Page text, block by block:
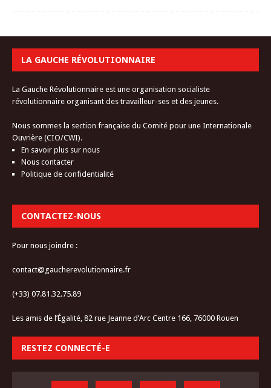
LA GAUCHE RÉVOLUTIONNAIRE
La Gauche Révolutionnaire est une organisation socialiste
révolutionnaire organisant des travailleur-ses et des jeunes.
Nous sommes la section française du Comité pour une Internationale
Ouvrière (CIO/CWI).
En savoir plus sur nous
Nous contacter
Politique de confidentialité
CONTACTEZ-NOUS
Pour nous joindre :
contact@gaucherevolutionnaire.fr
(+33) 07.81.32.75.89
Les amis de l’Égalité, 82 rue Jeanne d’Arc Centre 166, 76000 Rouen
RESTEZ CONNECTÉ-E